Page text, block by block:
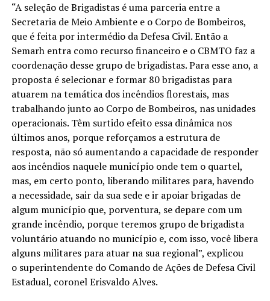
“A seleção de Brigadistas é uma parceria entre a
Secretaria de Meio Ambiente e o Corpo de Bombeiros,
que é feita por intermédio da Defesa Civil. Então a
Semarh entra como recurso financeiro e o CBMTO faz a
coordenação desse grupo de brigadistas. Para esse ano, a
proposta é selecionar e formar 80 brigadistas para
atuarem na temática dos incêndios florestais, mas
trabalhando junto ao Corpo de Bombeiros, nas unidades
operacionais. Têm surtido efeito essa dinâmica nos
últimos anos, porque reforçamos a estrutura de
resposta, não só aumentando a capacidade de responder
aos incêndios naquele município onde tem o quartel,
mas, em certo ponto, liberando militares para, havendo
a necessidade, sair da sua sede e ir apoiar brigadas de
algum município que, porventura, se depare com um
grande incêndio, porque teremos grupo de brigadista
voluntário atuando no município e, com isso, você libera
alguns militares para atuar na sua regional”, explicou
o superintendente do Comando de Ações de Defesa Civil
Estadual, coronel Erisvaldo Alves.